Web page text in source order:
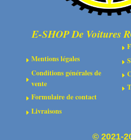
(2)
E-SHOP De Voitures
EMentions légales
E
Conditions générales de
vente
EFormulaire de contact
ELivraisons
E
E
E
E
© 2021-